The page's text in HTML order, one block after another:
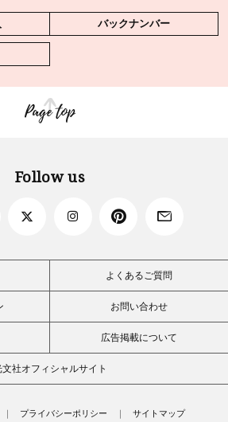
バックナンバー
Page top
Follow us
よくあるご質問
お問い合わせ
広告掲載について
文社オフィシャルサイト
プライバシーポリシー サイトマップ